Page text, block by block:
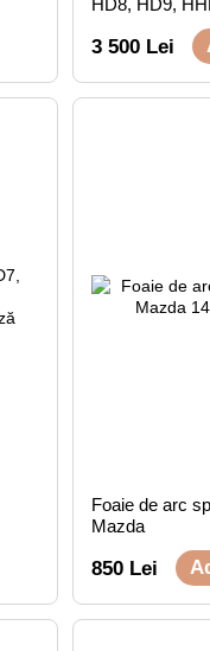
(1,26,90,800/
3 500 Lei
Foaie de arc
Mazda
850 Lei